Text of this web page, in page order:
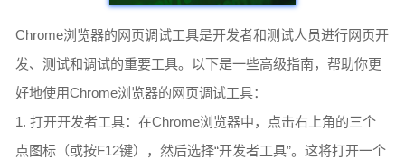
Chrome浏览器的网页调试工具是开发者和测试人员进行网页开
发、测试和调试的重要工具。以下是一些高级指南，帮助你更
好地使用Chrome浏览器的网页调试工具：
1. 打开开发者工具：在Chrome浏览器中，点击右上角的三个
点图标（或按F12键），然后选择“开发者工具”。这将打开一个